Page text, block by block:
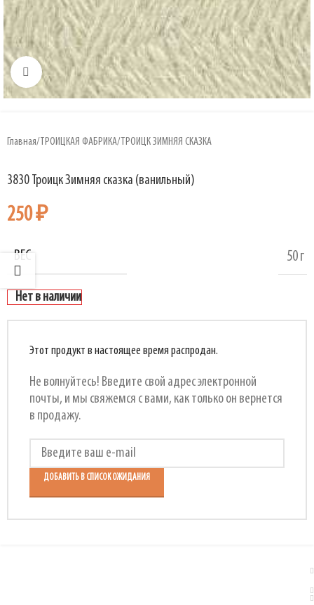
Увеличить
Главная/ ТРОИЦКАЯ ФАБРИКА/ ТРОИЦК ЗИМНЯЯ СКАЗКА
3830 Троицк Зимняя сказка (ванильный)
250₽
ВЕС 50 г
Нет в наличии
Этот продукт в настоящее время распродан.
Не волнуйтесь! Введите свой адрес электронной
почты, и мы свяжемся с вами, как только он вернется
в продажу.
ДОБАВИТЬ В СПИСОК ОЖИДАНИЯ